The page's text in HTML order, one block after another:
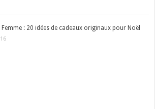
Femme : 20 idées de cadeaux originaux pour Noël